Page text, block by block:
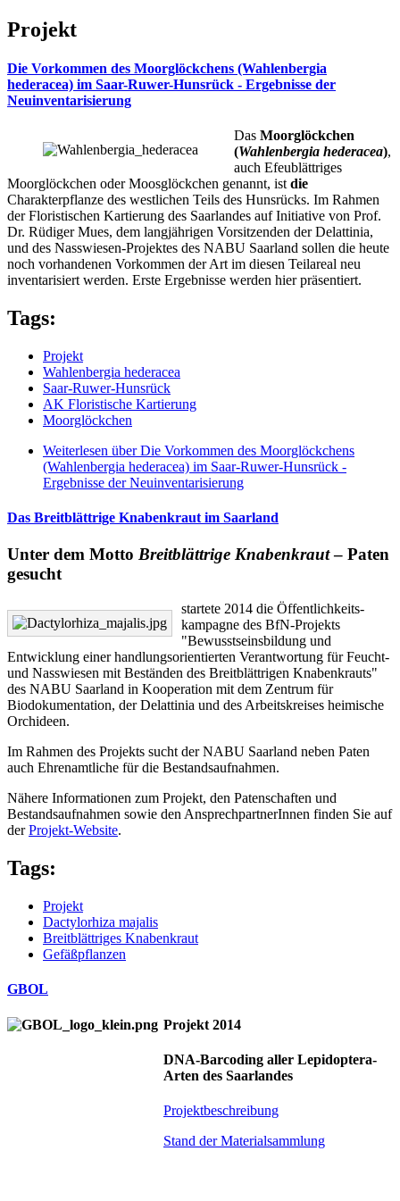
Projekt
Die Vorkommen des Moorglöckchens (Wahlenbergia
hederacea) im Saar-Ruwer-Hunsrück - Ergebnisse der
Neuinventarisierung
Das Moorglöckchen
(Wahlenbergia hederacea),
auch Efeublättriges
Moorglöckchen oder Moosglöckchen genannt, ist die
Charakterpflanze des westlichen Teils des Hunsrücks. Im Rahmen
der Floristischen Kartierung des Saarlandes auf Initiative von Prof.
Dr. Rüdiger Mues, dem langjährigen Vorsitzenden der Delattinia,
und des Nasswiesen-Projektes des NABU Saarland sollen die heute
noch vorhandenen Vorkommen der Art im diesen Teilareal neu
inventarisiert werden. Erste Ergebnisse werden hier präsentiert.
Tags:
Projekt
Wahlenbergia hederacea
Saar-Ruwer-Hunsrück
AK Floristische Kartierung
Moorglöckchen
Weiterlesen über Die Vorkommen des Moorglöckchens
(Wahlenbergia hederacea) im Saar-Ruwer-Hunsrück -
Ergebnisse der Neuinventarisierung
Das Breitblättrige Knabenkraut im Saarland
Unter dem Motto Breitblättrige Knabenkraut– Paten
gesucht
startete 2014 die Öffentlich­­keits­­
kampagne des BfN-Projekts
"Bewusstseinsbildung und
Entwicklung einer handlungsorientierten Verantwortung für Feucht-
und Nasswiesen mit Beständen des Breitblättrigen Knabenkrauts"
des NABU Saarland in Kooperation mit dem Zentrum für
Biodokumentation, der Delattinia und des Arbeitskreises heimische
Orchideen.
Im Rahmen des Projekts sucht der NABU Saarland neben Paten
auch Ehrenamtliche für die Bestandsaufnahmen.
Nähere Informationen zum Projekt, den Patenschaften und
Bestandsaufnahmen sowie den AnsprechpartnerInnen finden Sie auf
derProjekt-Website.
Tags:
Projekt
Dactylorhiza majalis
Breitblättriges Knabenkraut
Gefäßpflanzen
GBOL
Projekt 2014
DNA-Barcoding aller Lepidoptera-
Arten des Saarlandes
Projektbeschreibung
Stand der Materialsammlung